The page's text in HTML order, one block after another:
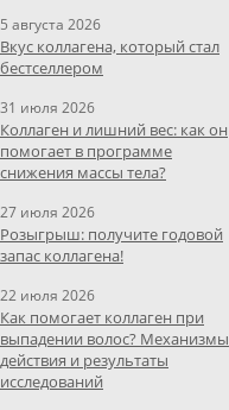
5 августа 2026
Вкус коллагена, который стал
бестселлером
31 июля 2026
Коллаген и лишний вес: как он
помогает в программе
снижения массы тела?
27 июля 2026
Розыгрыш: получите годовой
запас коллагена!
22 июля 2026
Как помогает коллаген при
выпадении волос? Механизмы
действия и результаты
исследований